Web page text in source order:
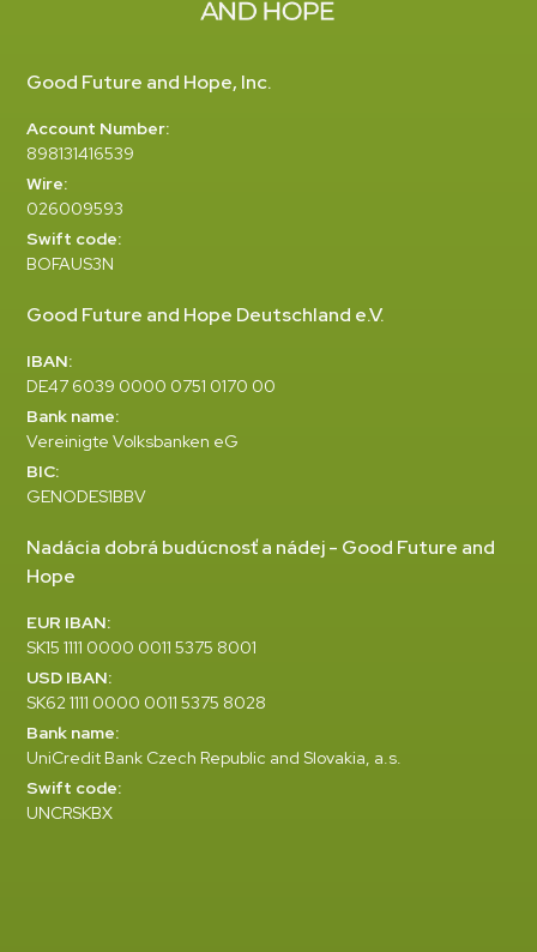
Good Future and Hope, Inc.
Account Number:
898131416539
Wire:
026009593
Swift code:
BOFAUS3N
Good Future and Hope Deutschland e.V.
IBAN:
DE47 6039 0000 0751 0170 00
Bank name:
Vereinigte Volksbanken eG
BIC:
GENODES1BBV
Nadácia dobrá budúcnosť a nádej - Good Future and
Hope
EUR IBAN:
SK15 1111 0000 0011 5375 8001
USD IBAN:
SK62 1111 0000 0011 5375 8028
Bank name:
UniCredit Bank Czech Republic and Slovakia, a.s.
Swift code:
UNCRSKBX